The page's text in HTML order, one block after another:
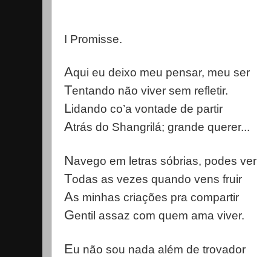
I Promisse.
Aqui eu deixo meu pensar, meu ser
Tentando não viver sem refletir.
Lidando co’a vontade de partir
Atrás do Shangrilá; grande querer...
Navego em letras sóbrias, podes ver
Todas as vezes quando vens fruir
As minhas criações pra compartir
Gentil assaz com quem ama viver.
Eu não sou nada além de trovador